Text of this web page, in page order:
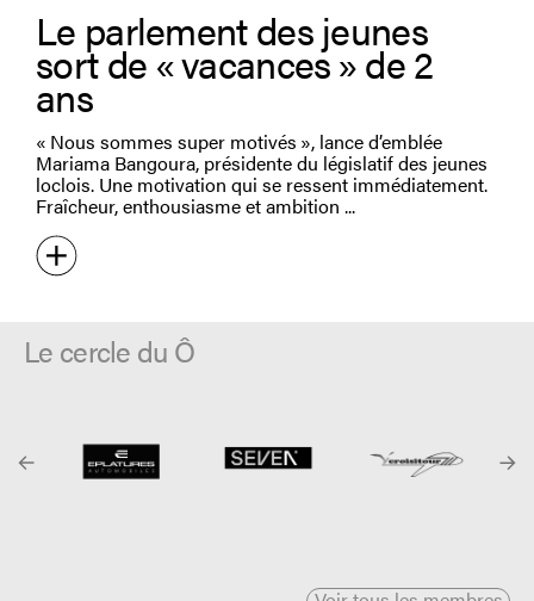
Le parlement des jeunes
sort de « vacances » de 2
ans
« Nous sommes super motivés », lance d’emblée
Mariama Bangoura, présidente du législatif des jeunes
loclois. Une motivation qui se ressent immédiatement.
Fraîcheur, enthousiasme et ambition
Le cercle du Ô